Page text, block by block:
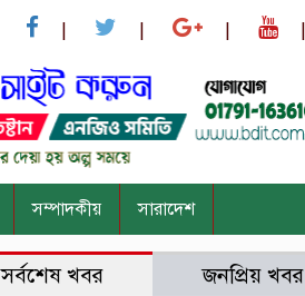
সম্পাদকীয় সারাদেশ
সর্বশেষ খবর জনপ্রিয় খবর